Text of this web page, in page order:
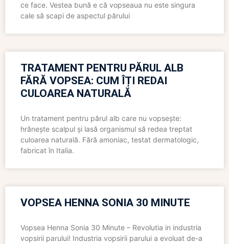
ce face. Vestea bună e că vopseaua nu este singura
cale să scapi de aspectul părului
TRATAMENT PENTRU PĂRUL ALB
FĂRĂ VOPSEA: CUM ÎȚI REDAI
CULOAREA NATURALĂ
Un tratament pentru părul alb care nu vopsește:
hrănește scalpul și lasă organismul să redea treptat
culoarea naturală. Fără amoniac, testat dermatologic,
fabricat în Italia.
VOPSEA HENNA SONIA 30 MINUTE
Vopsea Henna Sonia 30 Minute – Revolutia in industria
vopsirii parului! Industria vopsirii parului a evoluat de-a